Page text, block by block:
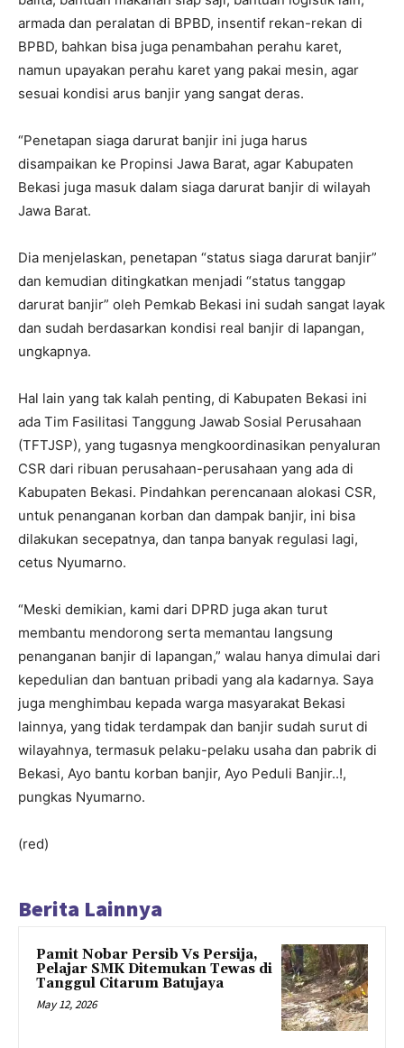
armada dan peralatan di BPBD, insentif rekan-rekan di
BPBD, bahkan bisa juga penambahan perahu karet,
namun upayakan perahu karet yang pakai mesin, agar
sesuai kondisi arus banjir yang sangat deras.
“Penetapan siaga darurat banjir ini juga harus
disampaikan ke Propinsi Jawa Barat, agar Kabupaten
Bekasi juga masuk dalam siaga darurat banjir di wilayah
Jawa Barat.
Dia menjelaskan, penetapan “status siaga darurat banjir”
dan kemudian ditingkatkan menjadi “status tanggap
darurat banjir” oleh Pemkab Bekasi ini sudah sangat layak
dan sudah berdasarkan kondisi real banjir di lapangan,
ungkapnya.
Hal lain yang tak kalah penting, di Kabupaten Bekasi ini
ada Tim Fasilitasi Tanggung Jawab Sosial Perusahaan
(TFTJSP), yang tugasnya mengkoordinasikan penyaluran
CSR dari ribuan perusahaan-perusahaan yang ada di
Kabupaten Bekasi. Pindahkan perencanaan alokasi CSR,
untuk penanganan korban dan dampak banjir, ini bisa
dilakukan secepatnya, dan tanpa banyak regulasi lagi,
cetus Nyumarno.
“Meski demikian, kami dari DPRD juga akan turut
membantu mendorong serta memantau langsung
penanganan banjir di lapangan,” walau hanya dimulai dari
kepedulian dan bantuan pribadi yang ala kadarnya. Saya
juga menghimbau kepada warga masyarakat Bekasi
lainnya, yang tidak terdampak dan banjir sudah surut di
wilayahnya, termasuk pelaku-pelaku usaha dan pabrik di
Bekasi, Ayo bantu korban banjir, Ayo Peduli Banjir..!,
pungkas Nyumarno.
(red)
Berita Lainnya
Pamit Nobar Persib Vs Persija,
Pelajar SMK Ditemukan Tewas di
Tanggul Citarum Batujaya
May 12, 2026